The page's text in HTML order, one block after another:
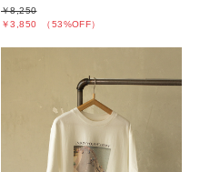
￥3,850 （53%OFF）
￥8,250